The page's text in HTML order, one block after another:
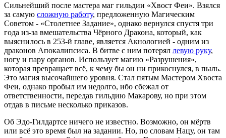
Сильнейший после мастера маг гильдии «Хвост Феи». Взялся
за самую сложную работу, предложенную Магическим
Советом - «Столетнее Задание», однако вернулся спустя три
года из-за вмешательства Чёрного Дракона, который, как
выяснилось в 253-й главе, является Акнологией - одним из
драконов Апокалипсиса. В битве с ним потерял левую руку,
ногу и пару органов. Использует магию «Разрушения»,
которая превращает всё, к чему бы он ни прикоснулся, в пыль.
Это магия высочайшего уровня. Стал пятым Мастером Хвоста
Феи, однако пробыл им недолго, ибо сбежал от
ответственности, передав гильдию Макарову, но при этом
отдав в письме несколько приказов.
Об Эдо-Гилдартсе ничего не известно. Возможно, он мёртв
или всё это время был на задании. Но, по словам Нацу, он там